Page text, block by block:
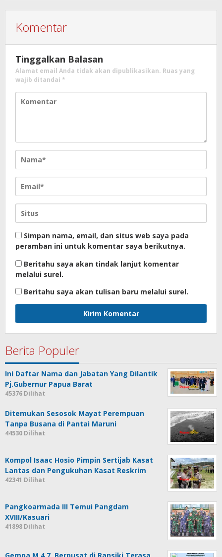
Komentar
Tinggalkan Balasan
Alamat email Anda tidak akan dipublikasikan. Ruas yang
wajib ditandai *
Simpan nama, email, dan situs web saya pada
peramban ini untuk komentar saya berikutnya.
Beritahu saya akan tindak lanjut komentar
melalui surel.
Beritahu saya akan tulisan baru melalui surel.
Berita Populer
Ini Daftar Nama dan Jabatan Yang Dilantik
Pj.Gubernur Papua Barat
45376 Dilihat
Ditemukan Sesosok Mayat Perempuan
Tanpa Busana di Pantai Maruni
44530 Dilihat
Kompol Isaac Hosio Pimpin Sertijab Kasat
Lantas dan Pengukuhan Kasat Reskrim
42341 Dilihat
Pangkoarmada III Temui Pangdam
XVIII/Kasuari
41898 Dilihat